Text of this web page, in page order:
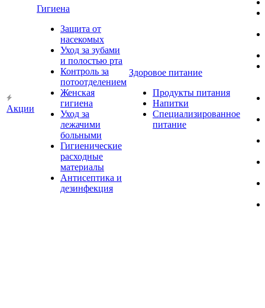
Акции
Гигиена
Защита от
насекомых
Уход за зубами
и полостью рта
Контроль за
потоотделением
Женская
гигиена
Уход за
лежачими
больными
Гигиенические
расходные
материалы
Антисептика и
дезинфекция
Здоровое питание
Продукты питания
Напитки
Специализированное
питание